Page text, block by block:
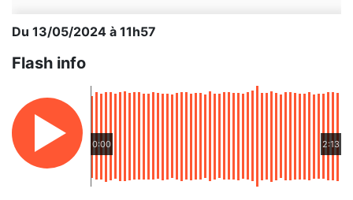
Du 13/05/2024 à 11h57
Flash info
0:00 2:13